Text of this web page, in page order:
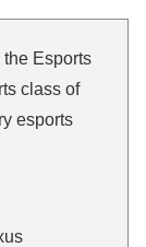
Esports
class of
esports